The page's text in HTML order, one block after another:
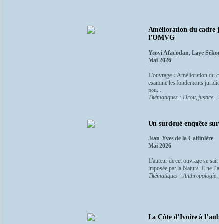
Amélioration du cadre
l’OMVG
Yaovi Afadodan, Laye
Mai 2026
L’ouvrage « Amélioration du
examine les fondements
pou...
Thématiques : Droit, justice -
Un surdoué enquête
Jean-Yves de la Caffinière
Mai 2026
L’auteur de cet ouvrage se
imposée par la Nature. Il ne
Thématiques :
La Côte d’Ivoire à